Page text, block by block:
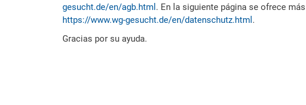
gesucht.de/en/agb.html . En la siguiente página se ofrece
https://www.wg-gesucht.de/en/datenschutz.html .
Gracias por su ayuda.